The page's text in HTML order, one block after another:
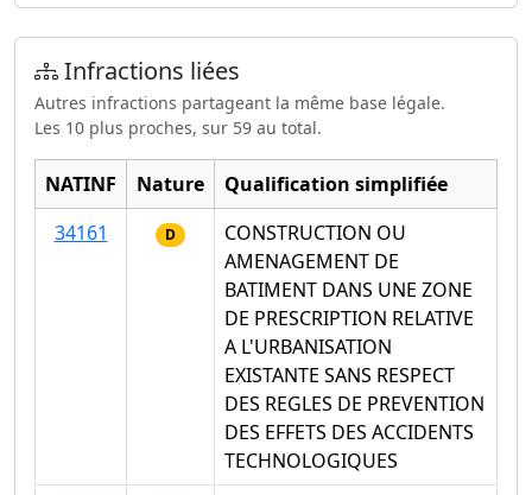
Infractions liées
Autres infractions partageant la même base légale.
Les 10 plus proches, sur 59 au total.
NATINF Nature
Qualification simplifiée
34161
D
CONSTRUCTION OU
AMENAGEMENT DE
BATIMENT DANS UNE ZONE
DE PRESCRIPTION RELATIVE
A L'URBANISATION
EXISTANTE SANS RESPECT
DES REGLES DE PREVENTION
DES EFFETS DES ACCIDENTS
TECHNOLOGIQUES